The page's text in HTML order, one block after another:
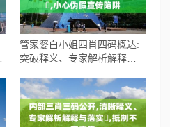
管家婆白小姐四肖四码概达:
突破释义、专家解析解释与